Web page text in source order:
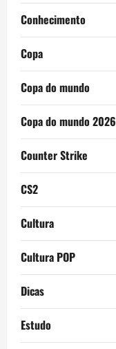
Conhecimento
Copa
Copa do mundo
Copa do mundo 2026
Counter Strike
CS2
Cultura
Cultura POP
Dicas
Estudo